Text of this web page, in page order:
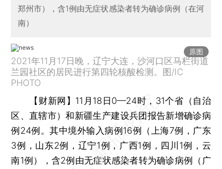
郑州市），含1例由无症状感染者转为确诊病例（在河
南）
原图
2021年11月17日晚，辽宁大连，沙河口区马栏街道
兰园社区的居民进行第四轮核酸检测。图/IC
PHOTO
【财新网】 11月18日0—24时，31个省（自治
区、直辖市）和新疆生产建设兵团报告新增确诊病
例24例。其中境外输入病例16例（上海7例，广东
3例，山东2例，辽宁1例，广西1例，四川1例，云
南1例），含2例由无症状感染者转为确诊病例（广